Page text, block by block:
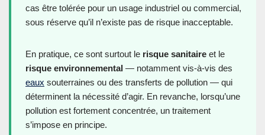
cas être tolérée pour un usage industriel ou commercial,
sous réserve qu’il n’existe pas de risque inacceptable.
En pratique, ce sont surtout le risque sanitaire et le
risque environnemental — notamment vis-à-vis des
eaux souterraines ou des transferts de pollution — qui
déterminent la nécessité d’agir. En revanche, lorsqu’une
pollution est fortement concentrée, un traitement
s’impose en principe.